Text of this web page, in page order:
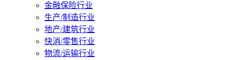
金融保险行业
生产/制造行业
地产/建筑行业
快消/零售行业
物流/运输行业